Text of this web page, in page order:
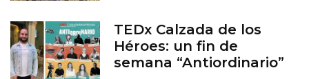
TEDx Calzada de los
Héroes: un fin de
semana “Antiordinario”